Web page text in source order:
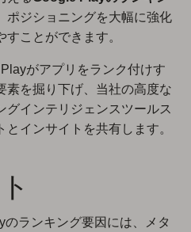
ポジショニングを大幅に強化
ことができます。
がアプリをランク付けす
素を掘り下げ、当社の高度な
グインテリジェンスツールス
インサイトを共有します。
ランキング要因には、メタ